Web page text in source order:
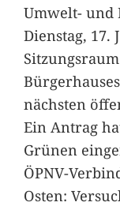
Umwelt- und
Dienstag, 17.
nächsten
Ein Antrag
Grünen
ÖPNV-
Osten: